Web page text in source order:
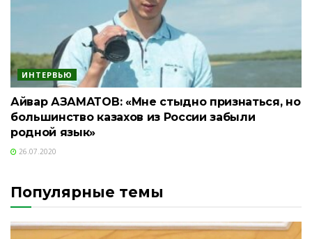
ИНТЕРВЬЮ
Айвар АЗАМАТОВ: «Мне стыдно признаться, но
большинство казахов из России забыли
родной язык»
26.07.2020
Популярные темы